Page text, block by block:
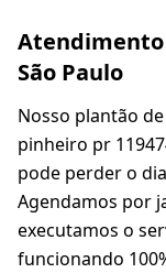
Atendimento
São Paulo
Nosso plantão
pinheiro pr
pode perder o
Agendamos por
executamos o
funcionando